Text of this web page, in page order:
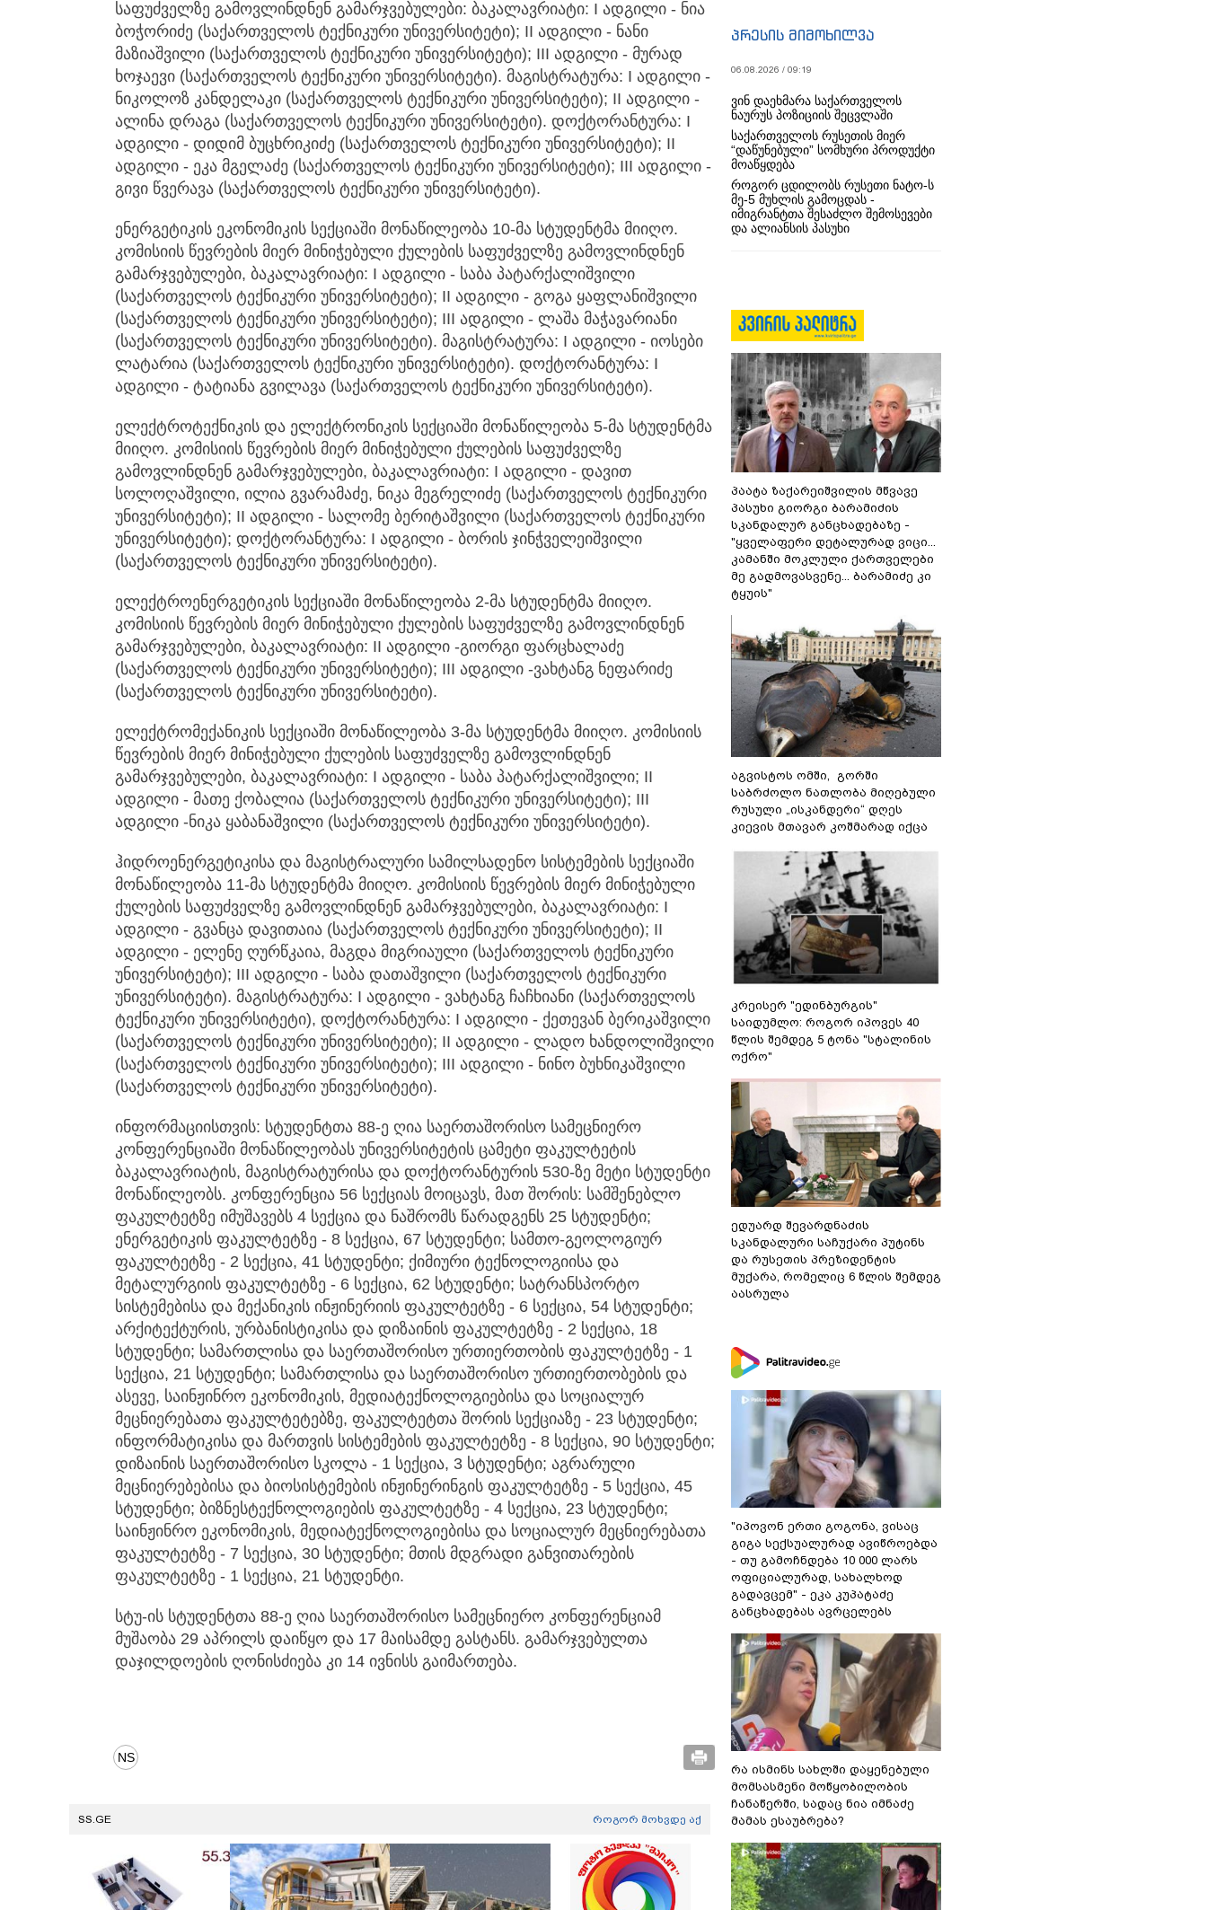
საფუძველზე გამოვლინდნენ გამარჯვებულები: ბაკალავრიატი: I ადგილი - ნია
ბოჭორიძე (საქართველოს ტექნიკური უნივერსიტეტი); II ადგილი - ნანი
მაზიაშვილი (საქართველოს ტექნიკური უნივერსიტეტი); III ადგილი - მურად
ხოჯაევი (საქართველოს ტექნიკური უნივერსიტეტი). მაგისტრატურა: I ადგილი -
ნიკოლოზ კანდელაკი (საქართველოს ტექნიკური უნივერსიტეტი); II ადგილი -
ალინა დრაგა (საქართველოს ტექნიკური უნივერსიტეტი). დოქტორანტურა: I
ადგილი - დიდიმ ბუცხრიკიძე (საქართველოს ტექნიკური უნივერსიტეტი); II
ადგილი - ეკა მგელაძე (საქართველოს ტექნიკური უნივერსიტეტი); III ადგილი -
გივი წვერავა (საქართველოს ტექნიკური უნივერსიტეტი).
ენერგეტიკის ეკონომიკის სექციაში მონაწილეობა 10-მა სტუდენტმა მიიღო.
კომისიის წევრების მიერ მინიჭებული ქულების საფუძველზე გამოვლინდნენ
გამარჯვებულები, ბაკალავრიატი: I ადგილი - საბა პატარქალიშვილი
(საქართველოს ტექნიკური უნივერსიტეტი); II ადგილი - გოგა ყაფლანიშვილი
(საქართველოს ტექნიკური უნივერსიტეტი); III ადგილი - ლაშა მაჭავარიანი
(საქართველოს ტექნიკური უნივერსიტეტი). მაგისტრატურა: I ადგილი - იოსები
ლატარია (საქართველოს ტექნიკური უნივერსიტეტი). დოქტორანტურა: I
ადგილი - ტატიანა გვილავა (საქართველოს ტექნიკური უნივერსიტეტი).
ელექტროტექნიკის და ელექტრონიკის სექციაში მონაწილეობა 5-მა სტუდენტმა
მიიღო. კომისიის წევრების მიერ მინიჭებული ქულების საფუძველზე
გამოვლინდნენ გამარჯვებულები, ბაკალავრიატი: I ადგილი - დავით
სოლოღაშვილი, ილია გვარამაძე, ნიკა მეგრელიძე (საქართველოს ტექნიკური
უნივერსიტეტი); II ადგილი - სალომე ბერიტაშვილი (საქართველოს ტექნიკური
უნივერსიტეტი); დოქტორანტურა: I ადგილი - ბორის ჯინჭველეიშვილი
(საქართველოს ტექნიკური უნივერსიტეტი).
ელექტროენერგეტიკის სექციაში მონაწილეობა 2-მა სტუდენტმა მიიღო.
კომისიის წევრების მიერ მინიჭებული ქულების საფუძველზე გამოვლინდნენ
გამარჯვებულები, ბაკალავრიატი: II ადგილი -გიორგი ფარცხალაძე
(საქართველოს ტექნიკური უნივერსიტეტი); III ადგილი -ვახტანგ ნეფარიძე
(საქართველოს ტექნიკური უნივერსიტეტი).
ელექტრომექანიკის სექციაში მონაწილეობა 3-მა სტუდენტმა მიიღო. კომისიის
წევრების მიერ მინიჭებული ქულების საფუძველზე გამოვლინდნენ
გამარჯვებულები, ბაკალავრიატი: I ადგილი - საბა პატარქალიშვილი; II
ადგილი - მათე ქობალია (საქართველოს ტექნიკური უნივერსიტეტი); III
ადგილი -ნიკა ყაბანაშვილი (საქართველოს ტექნიკური უნივერსიტეტი).
ჰიდროენერგეტიკისა და მაგისტრალური სამილსადენო სისტემების სექციაში
მონაწილეობა 11-მა სტუდენტმა მიიღო. კომისიის წევრების მიერ მინიჭებული
ქულების საფუძველზე გამოვლინდნენ გამარჯვებულები, ბაკალავრიატი: I
ადგილი - გვანცა დავითაია (საქართველოს ტექნიკური უნივერსიტეტი); II
ადგილი - ელენე ღურწკაია, მაგდა მიგრიაული (საქართველოს ტექნიკური
უნივერსიტეტი); III ადგილი - საბა დათაშვილი (საქართველოს ტექნიკური
უნივერსიტეტი). მაგისტრატურა: I ადგილი - ვახტანგ ჩაჩხიანი (საქართველოს
ტექნიკური უნივერსიტეტი), დოქტორანტურა: I ადგილი - ქეთევან ბერიკაშვილი
(საქართველოს ტექნიკური უნივერსიტეტი); II ადგილი - ლადო ხანდოლიშვილი
(საქართველოს ტექნიკური უნივერსიტეტი); III ადგილი - ნინო ბუხნიკაშვილი
(საქართველოს ტექნიკური უნივერსიტეტი).
ინფორმაციისთვის: სტუდენტთა 88-ე ღია საერთაშორისო სამეცნიერო
კონფერენციაში მონაწილეობას უნივერსიტეტის ცამეტი ფაკულტეტის
ბაკალავრიატის, მაგისტრატურისა და დოქტორანტურის 530-ზე მეტი სტუდენტი
მონაწილეობს. კონფერენცია 56 სექციას მოიცავს, მათ შორის: სამშენებლო
ფაკულტეტზე იმუშავებს 4 სექცია და ნაშრომს წარადგენს 25 სტუდენტი;
ენერგეტიკის ფაკულტეტზე - 8 სექცია, 67 სტუდენტი; სამთო-გეოლოგიურ
ფაკულტეტზე - 2 სექცია, 41 სტუდენტი; ქიმიური ტექნოლოგიისა და
მეტალურგიის ფაკულტეტზე - 6 სექცია, 62 სტუდენტი; სატრანსპორტო
სისტემებისა და მექანიკის ინჟინერიის ფაკულტეტზე - 6 სექცია, 54 სტუდენტი;
არქიტექტურის, ურბანისტიკისა და დიზაინის ფაკულტეტზე - 2 სექცია, 18
სტუდენტი; სამართლისა და საერთაშორისო ურთიერთობის ფაკულტეტზე - 1
სექცია, 21 სტუდენტი; სამართლისა და საერთაშორისო ურთიერთობების და
ასევე, საინჟინრო ეკონომიკის, მედიატექნოლოგიებისა და სოციალურ
მეცნიერებათა ფაკულტეტებზე, ფაკულტეტთა შორის სექციაზე - 23 სტუდენტი;
ინფორმატიკისა და მართვის სისტემების ფაკულტეტზე - 8 სექცია, 90 სტუდენტი;
დიზაინის საერთაშორისო სკოლა - 1 სექცია, 3 სტუდენტი; აგრარული
მეცნიერებებისა და ბიოსისტემების ინჟინერინგის ფაკულტეტზე - 5 სექცია, 45
სტუდენტი; ბიზნესტექნოლოგიების ფაკულტეტზე - 4 სექცია, 23 სტუდენტი;
საინჟინრო ეკონომიკის, მედიატექნოლოგიებისა და სოციალურ მეცნიერებათა
ფაკულტეტზე - 7 სექცია, 30 სტუდენტი; მთის მდგრადი განვითარების
ფაკულტეტზე - 1 სექცია, 21 სტუდენტი.
სტუ-ის სტუდენტთა 88-ე ღია საერთაშორისო სამეცნიერო კონფერენციამ
მუშაობა 29 აპრილს დაიწყო და 17 მაისამდე გასტანს. გამარჯვებულთა
დაჯილდოების ღონისძიება კი 14 ივნისს გაიმართება.
SS.GE როგორ მოხვდე აქ
პრესის მიმოხილვა
06.08.2026 / 09:19
ვინ დაეხმარა საქართველოს
ნაურუს პოზიციის შეცვლაში
საქართველოს რუსეთის მიერ
“დაწუნებული” სომხური პროდუქტი
მოაწყდება
როგორ ცდილობს რუსეთი ნატო-ს
მე-5 მუხლის გამოცდას -
იმიგრანტთა შესაძლო შემოსევები
და ალიანსის პასუხი
პაატა ზაქარეიშვილის მწვავე
პასუხი გიორგი ბარამიძის
სკანდალურ განცხადებაზე -
"ყველაფერი დეტალურად ვიცი...
კამანში მოკლული ქართველები
მე გადმოვასვენე... ბარამიძე კი
ტყუის"
აგვისტოს ომში, გორში
საბრძოლო ნათლობა მიღებული
რუსული „ისკანდერი“ დღეს
კიევის მთავარ კოშმარად იქცა
კრეისერ "ედინბურგის"
საიდუმლო: როგორ იპოვეს 40
წლის შემდეგ 5 ტონა "სტალინის
ოქრო"
ედუარდ შევარდნაძის
სკანდალური საჩუქარი პუტინს
და რუსეთის პრეზიდენტის
მუქარა, რომელიც 6 წლის შემდეგ
აასრულა
"იპოვონ ერთი გოგონა, ვისაც
გიგა სექსუალურად ავიწროებდა
- თუ გამოჩნდება 10 000 ლარს
ოფიციალურად, სახალხოდ
გადავცემ" - ეკა კუპატაძე
განცხადებას ავრცელებს
რა ისმინს სახლში დაყენებული
მომსასმენი მოწყობილობის
ჩანაწერში, სადაც ნია იმნაძე
მამას ესაუბრება?